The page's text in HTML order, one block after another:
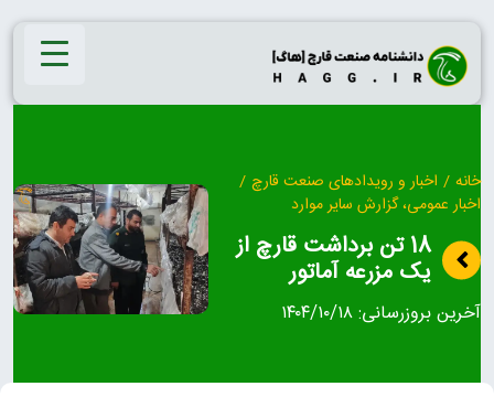
Skip
content
خانه / اخبار و رویدادهای صنعت قارچ /
اخبار عمومی، گزارش سایر موارد
18 تن برداشت قارچ از
یک مزرعه آماتور
آخرین بروزرسانی:۱۴۰۴/۱۰/۱۸